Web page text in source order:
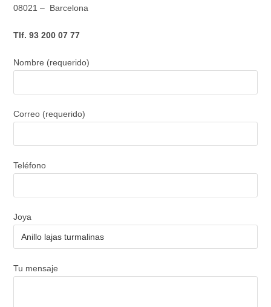
08021 – Barcelona
Tlf. 93 200 07 77
Nombre (requerido)
Correo (requerido)
Teléfono
Joya
Tu mensaje